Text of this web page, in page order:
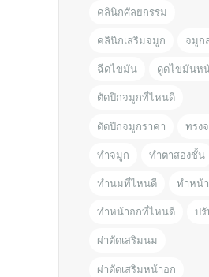
คลินิกศัลยกรรม
คลินิกเสริมจมูก จมูก
ฉีดไขมัน ดูดไขมันห
ตัดปีกจมูกที่ไหนดี
ตัดปีกจมูกราคา ทรง
ทำจมูก ทำตาสองชั้น
ทำนมที่ไหนดี ทำหน้
ทำหน้าอกที่ไหนดี ป
ผ่าตัดเสริมนม
ผ่าตัดเสริมหน้าอก